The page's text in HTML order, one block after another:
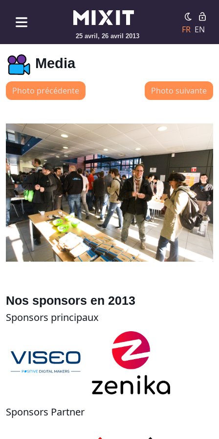
25 avril, 26 avril 2013
FR EN
Media
Photo précédente Photo suivante
Nos sponsors en 2013
Sponsors principaux
Sponsors Partner